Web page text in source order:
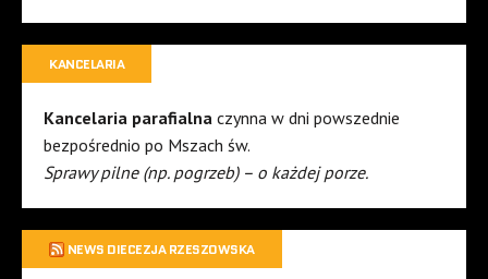
KANCELARIA
Kancelaria parafialna czynna w dni powszednie
bezpośrednio po Mszach św.
Sprawy pilne (np. pogrzeb) – o każdej porze.
NEWS DIECEZJA RZESZOWSKA